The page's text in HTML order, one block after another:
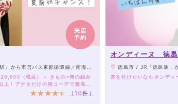
来店
予約
ー線東回り「中洲大橋」下車徒歩5分 ★お車の場合：徳島中州インターから5分、イオンモール徳島から3分
（税込）～ きもの×袴の組み
！アナタだけの袴コーデで最高の
（10件）
オンディーヌ 徳
徳島市 / JR「徳島駅」から市営バス東部循環線／南海フェリー線東回り
差を付けたいならオンディ